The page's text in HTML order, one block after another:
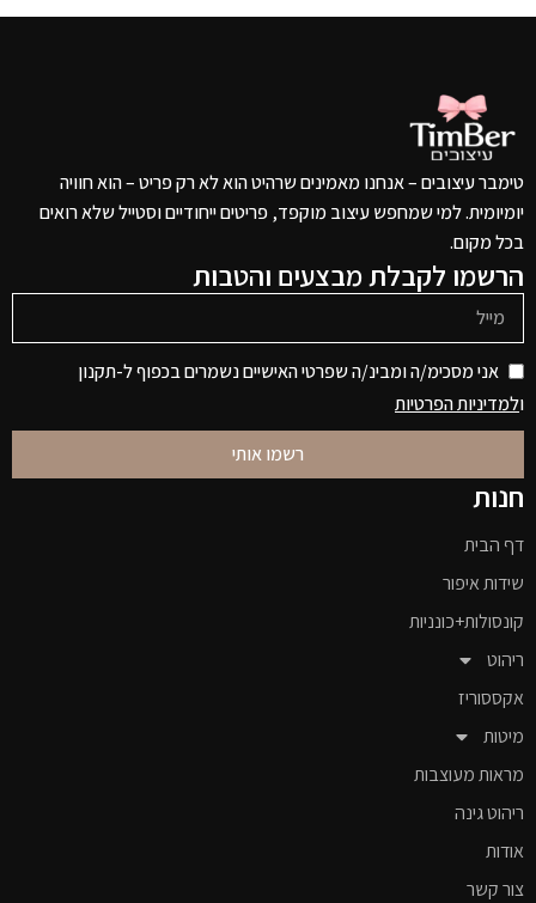
טימבר עיצובים – אנחנו מאמינים שרהיט הוא לא רק פריט – הוא חוויה
יומיומית. למי שמחפש עיצוב מוקפד, פריטים ייחודיים וסטייל שלא רואים
בכל מקום.
הרשמו לקבלת מבצעים והטבות
אני מסכימ/ה ומבינ/ה שפרטי האישיים נשמרים בכפוף ל-תקנון
ולמדיניות הפרטיות
רשמו אותי
חנות
דף הבית
שידות איפור
קונסולות+כונניות
ריהוט
אקססוריז
מיטות
מראות מעוצבות
ריהוט גינה
אודות
צור קשר